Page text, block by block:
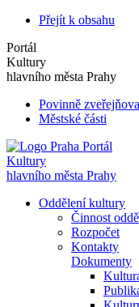
Přejít k obsahu
Portál
Kultury
hlavního města Prahy
Povinně
Městské části
Portál
Kultury
hlavního města Prahy
Oddělení kultury
Činnost
Rozpočet
Kontakty
Dokumenty